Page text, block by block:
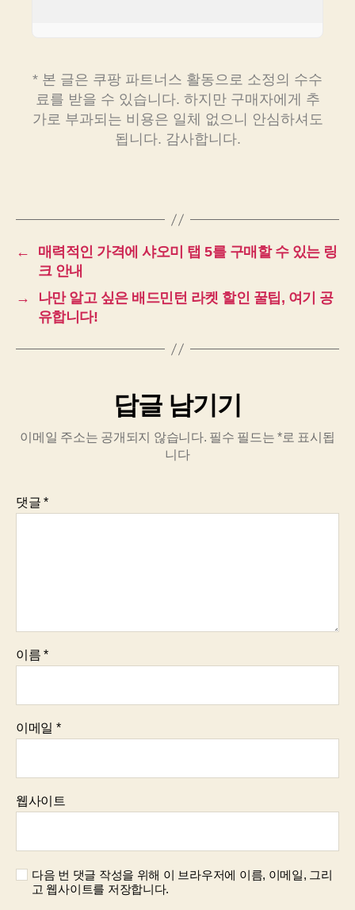
* 본 글은 쿠팡 파트너스 활동으로 소정의 수수
료를 받을 수 있습니다. 하지만 구매자에게 추
가로 부과되는 비용은 일체 없으니 안심하셔도
됩니다. 감사합니다.
←
매력적인 가격에 샤오미 탭 5를 구매할 수 있는 링
크 안내
→
나만 알고 싶은 배드민턴 라켓 할인 꿀팁, 여기 공
유합니다!
답글 남기기
이메일 주소는 공개되지 않습니다. 필수 필드는*로 표시됩
니다
댓글*
이름*
이메일 *
웹사이트
다음 번 댓글 작성을 위해 이 브라우저에 이름, 이메일, 그리
고 웹사이트를 저장합니다.